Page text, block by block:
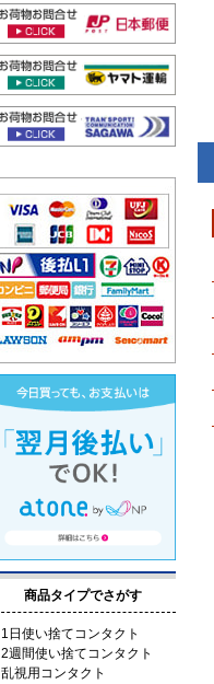
商品タイプでさがす
1日使い捨てコンタクト
2週間使い捨てコンタクト
乱視用コンタクト